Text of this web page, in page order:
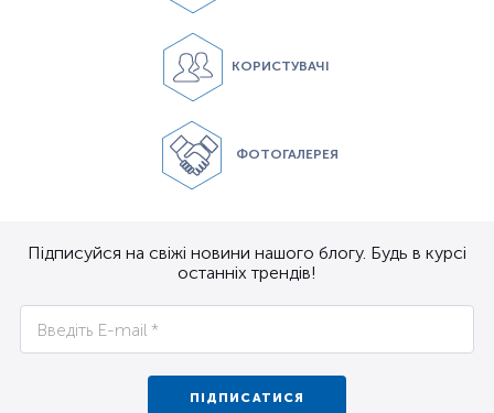
КОРИСТУВАЧІ
ФОТОГАЛЕРЕЯ
Підписуйся на свіжі новини нашого блогу. Будь в курсі
останніх трендів!
ПІДПИСАТИСЯ